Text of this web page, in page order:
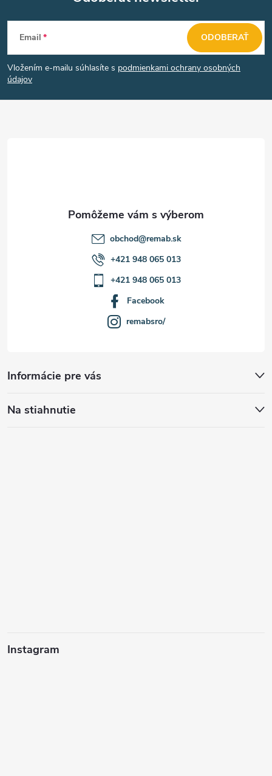
Z
á
p
Email
Vložením e-mailu súhlasíte s podmienkami ochrany osobných
údajov
ODOBERAŤ
Informácie pre vás
Na stiahnutie
Instagram
obchod@remab.sk
+421 948 065 013
+421 948 065 013
Facebook
remabsro/